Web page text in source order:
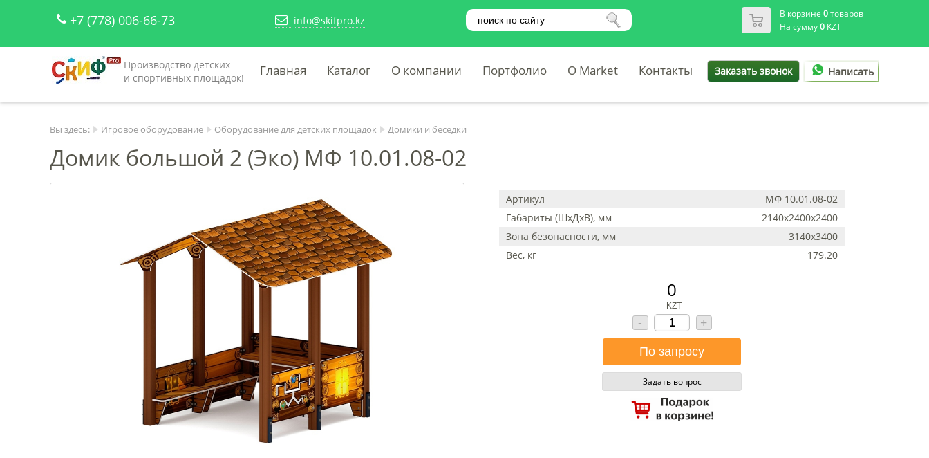
+7 (778) 006-66-73 info@skifpro.kz В корзине 0товаров
На сумму0KZT
Производство детских
и спортивных площадок!
Главная Каталог О компании Портфолио O Market Контакты Заказать звонок Написать
Вы здесь: Игровое оборудование Оборудование для детских площадок Домики и беседки
Домик большой 2 (Эко) МФ 10.01.08-02
Артикул
МФ 10.01.08-02
Габариты (ШхДхВ), мм
2140х2400х2400
Зона безопасности, мм
3140х3400
Вес, кг
179.20
0
KZT
- +
Задать вопрос